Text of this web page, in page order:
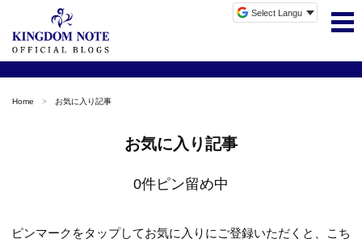
Home お気に入り記事
お気に入り記事
0件ピン留め中
ピンマークをタップしてお気に入りにご登録いただくと、こち